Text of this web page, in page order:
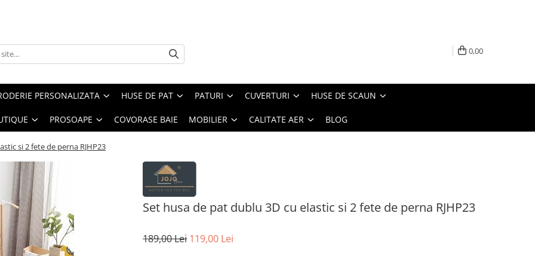
0,00
PERSONALIZATA HUSE DE PAT PATURI CUVERTURI HUSE DE SCAUN
PROSOAPE COVORASE BAIE MOBILIER CALITATE AER BLOG
si 2 fete de perna RJHP23
Set husa de pat dublu 3D cu elastic si 2 fete de perna RJHP23
189,00 Lei 119,00 Lei